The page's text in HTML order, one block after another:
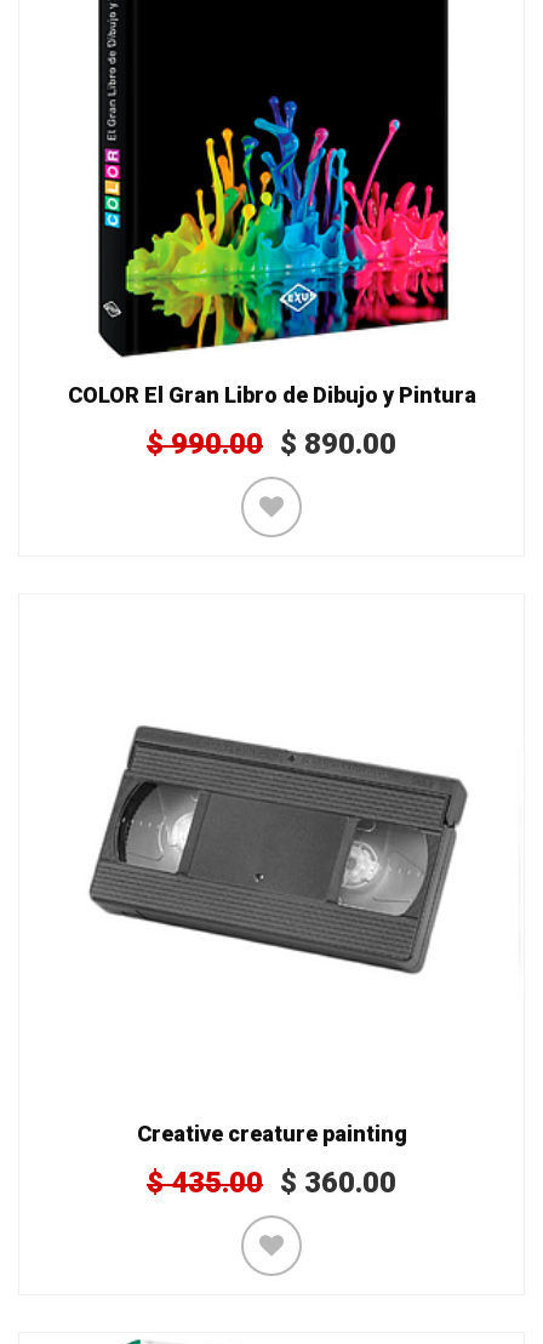
COLOR El Gran Libro de Dibujo y Pintura
$990.00 $ 890.00
Creative creature painting
$435.00 $ 360.00